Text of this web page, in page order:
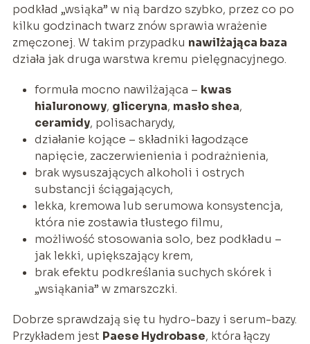
podkład „wsiąka” w nią bardzo szybko, przez co po
kilku godzinach twarz znów sprawia wrażenie
zmęczonej. W takim przypadku nawilżająca baza
działa jak druga warstwa kremu pielęgnacyjnego.
formuła mocno nawilżająca – kwas
hialuronowy, gliceryna, masło shea,
ceramidy, polisacharydy,
działanie kojące – składniki łagodzące
napięcie, zaczerwienienia i podrażnienia,
brak wysuszających alkoholi i ostrych
substancji ściągających,
lekka, kremowa lub serumowa konsystencja,
która nie zostawia tłustego filmu,
możliwość stosowania solo, bez podkładu –
jak lekki, upiększający krem,
brak efektu podkreślania suchych skórek i
„wsiąkania” w zmarszczki.
Dobrze sprawdzają się tu hydro-bazy i serum-bazy.
Przykładem jest Paese Hydrobase, która łączy